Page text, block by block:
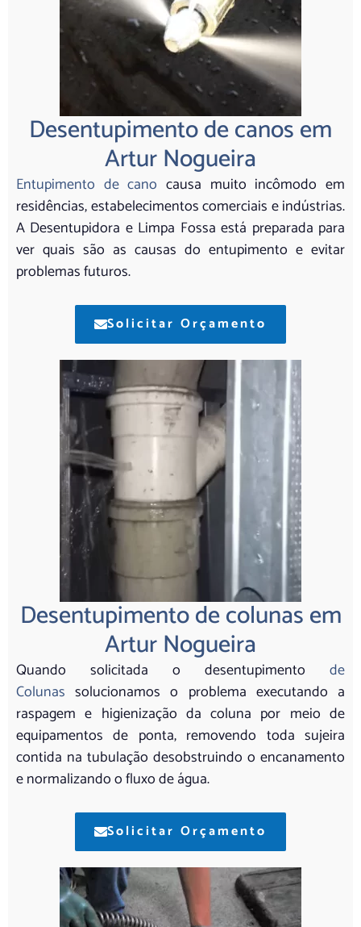
Desentupimento de canos em
Artur Nogueira
Entupimento de cano causa muito incômodo em
residências, estabelecimentos comerciais e indústrias.
A Desentupidora e Limpa Fossa está preparada para
ver quais são as causas do entupimento e evitar
problemas futuros.
Solicitar Orçamento
Desentupimento de colunas em
Artur Nogueira
Quando solicitada o desentupimento de
Colunas solucionamos o problema executando a
raspagem e higienização da coluna por meio de
equipamentos de ponta, removendo toda sujeira
contida na tubulação desobstruindo o encanamento
e normalizando o fluxo de água.
Solicitar Orçamento